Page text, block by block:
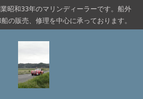
昭和33年のマリンディーラーです。船外
の販売、修理を中心に承っております。